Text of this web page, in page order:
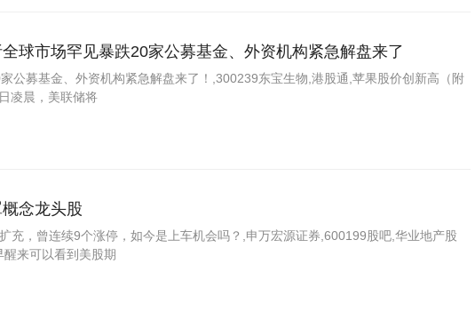
球市场罕见暴跌20家公募基金、外资机构紧急解盘来了
公募基金、外资机构紧急解盘来了！,300239东宝生物,港股通,苹果股价创新高（附
凌晨，美联储将
念龙头股
充，曾连续9个涨停，如今是上车机会吗？,申万宏源证券,600199股吧,华业地产股
来可以看到美股期